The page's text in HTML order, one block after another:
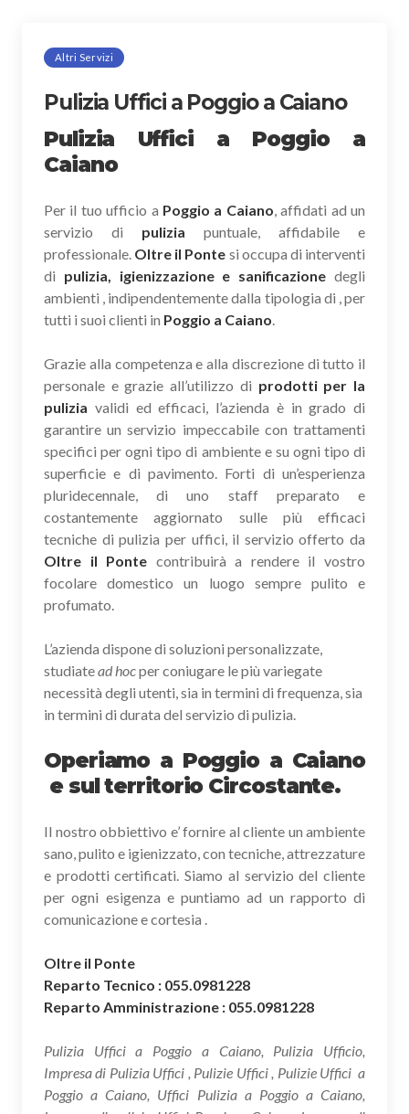
Altri Servizi
Pulizia Uffici a Poggio a Caiano
Pulizia Uffici a Poggio a
Caiano
Per il tuo ufficio a Poggio a Caiano, affidati ad un
servizio di pulizia puntuale, affidabile e
professionale. Oltre il Ponte si occupa di interventi
di pulizia, igienizzazione e sanificazione degli
ambienti , indipendentemente dalla tipologia di , per
tutti i suoi clienti in Poggio a Caiano.
Grazie alla competenza e alla discrezione di tutto il
personale e grazie all’utilizzo di prodotti per la
pulizia validi ed efficaci, l’azienda è in grado di
garantire un servizio impeccabile con trattamenti
specifici per ogni tipo di ambiente e su ogni tipo di
superficie e di pavimento. Forti di un’esperienza
pluridecennale, di uno staff preparato e
costantemente aggiornato sulle più efficaci
tecniche di pulizia per uffici, il servizio offerto da
Oltre il Ponte contribuirà a rendere il vostro
focolare domestico un luogo sempre pulito e
profumato.
L’azienda dispone di soluzioni personalizzate,
studiatead hocper coniugare le più variegate
necessità degli utenti, sia in termini di frequenza, sia
in termini di durata del servizio di pulizia.
Operiamo a Poggio a Caiano
e sul territorio Circostante.
Il nostro obbiettivo e’ fornire al cliente un ambiente
sano, pulito e igienizzato, con tecniche, attrezzature
e prodotti certificati. Siamo al servizio del cliente
per ogni esigenza e puntiamo ad un rapporto di
comunicazione e cortesia .
Oltre il Ponte
Reparto Tecnico : 055.0981228
Reparto Amministrazione : 055.0981228
Pulizia Uffici a Poggio a Caiano, Pulizia Ufficio,
Impresa di Pulizia Uffici , Pulizie Uffici , Pulizie Uffici a
Poggio a Caiano, Uffici Pulizia a Poggio a Caiano,